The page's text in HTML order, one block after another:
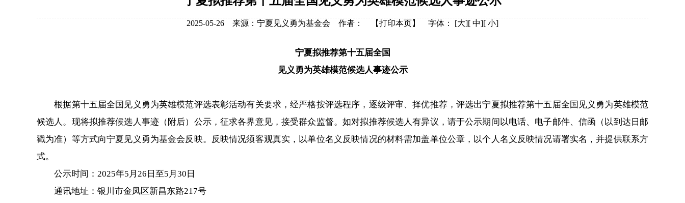
2025-05-26 来源：宁夏见义勇为基金会 作者： 【打印本页】 字体： [大][ 中][ 小]
宁夏拟推荐第十五届全国
见义勇为英雄模范候选人事迹公示
根据第十五届全国见义勇为英雄模范评选表彰活动有关要求，经严格按评选程序，逐级评审、择优推荐，评选出宁夏拟推荐第十五届全国见义勇为英雄模范
候选人。现将拟推荐候选人事迹（附后）公示，征求各界意见，接受群众监督。如对拟推荐候选人有异议，请于公示期间以电话、电子邮件、信函（以到达日邮
戳为准）等方式向宁夏见义勇为基金会反映。反映情况须客观真实，以单位名义反映情况的材料需加盖单位公章，以个人名义反映情况请署实名，并提供联系方
式。
公示时间：2025年5月26日至5月30日
通讯地址：银川市金凤区新昌东路217号